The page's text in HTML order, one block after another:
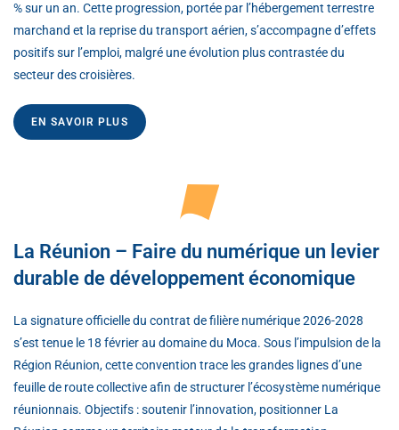
% sur un an. Cette progression, portée par l’hébergement terrestre
marchand et la reprise du transport aérien, s’accompagne d’effets
positifs sur l’emploi, malgré une évolution plus contrastée du
secteur des croisières.
EN SAVOIR PLUS
La Réunion – Faire du numérique un levier
durable de développement économique
La signature officielle du contrat de filière numérique 2026-2028
s’est tenue le 18 février au domaine du Moca. Sous l’impulsion de la
Région Réunion, cette convention trace les grandes lignes d’une
feuille de route collective afin de structurer l’écosystème numérique
réunionnais. Objectifs : soutenir l’innovation, positionner La